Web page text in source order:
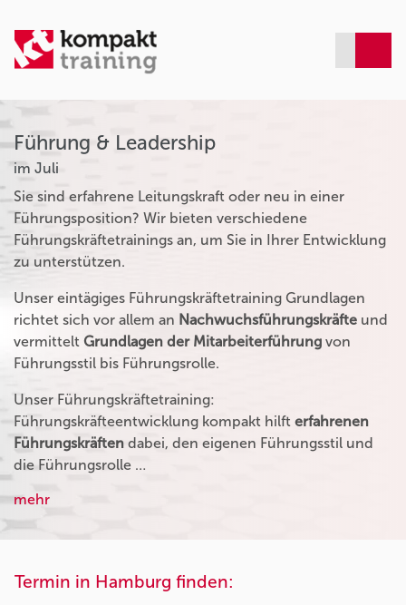
Führung & Leadership
im Juli
Sie sind erfahrene Leitungskraft oder neu in einer
Führungsposition? Wir bieten verschiedene
Führungskräftetrainings an, um Sie in Ihrer Entwicklung
zu unterstützen.
Unser eintägiges Führungskräftetraining Grundlagen
richtet sich vor allem an Nachwuchsführungskräfte und
vermittelt Grundlagen der Mitarbeiterführung von
Führungsstil bis Führungsrolle.
Unser Führungskräftetraining:
Führungskräfteentwicklung kompakt hilft erfahrenen
Führungskräften dabei, den eigenen Führungsstil und
die Führungsrolle …
mehr
Termin in Hamburg finden: